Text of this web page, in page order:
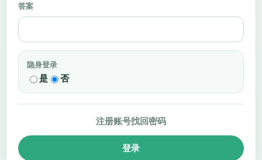
答案
隐身登录
是 否
注册账号找回密码
登录